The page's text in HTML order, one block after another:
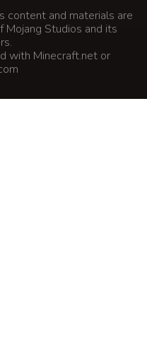
content and materials are
Studios and its
with Minecraft.net or